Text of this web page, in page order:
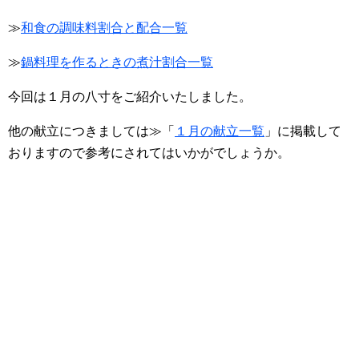
≫和食の調味料割合と配合一覧
≫鍋料理を作るときの煮汁割合一覧
今回は１月の八寸をご紹介いたしました。
他の献立につきましては≫「 １月の献立一覧 」に掲載して
おりますので参考にされてはいかがでしょうか。